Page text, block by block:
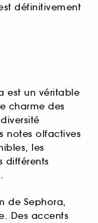
définitivement
est un véritable
charme des
notes olfactives
les
différents
de Sephora,
Des accents